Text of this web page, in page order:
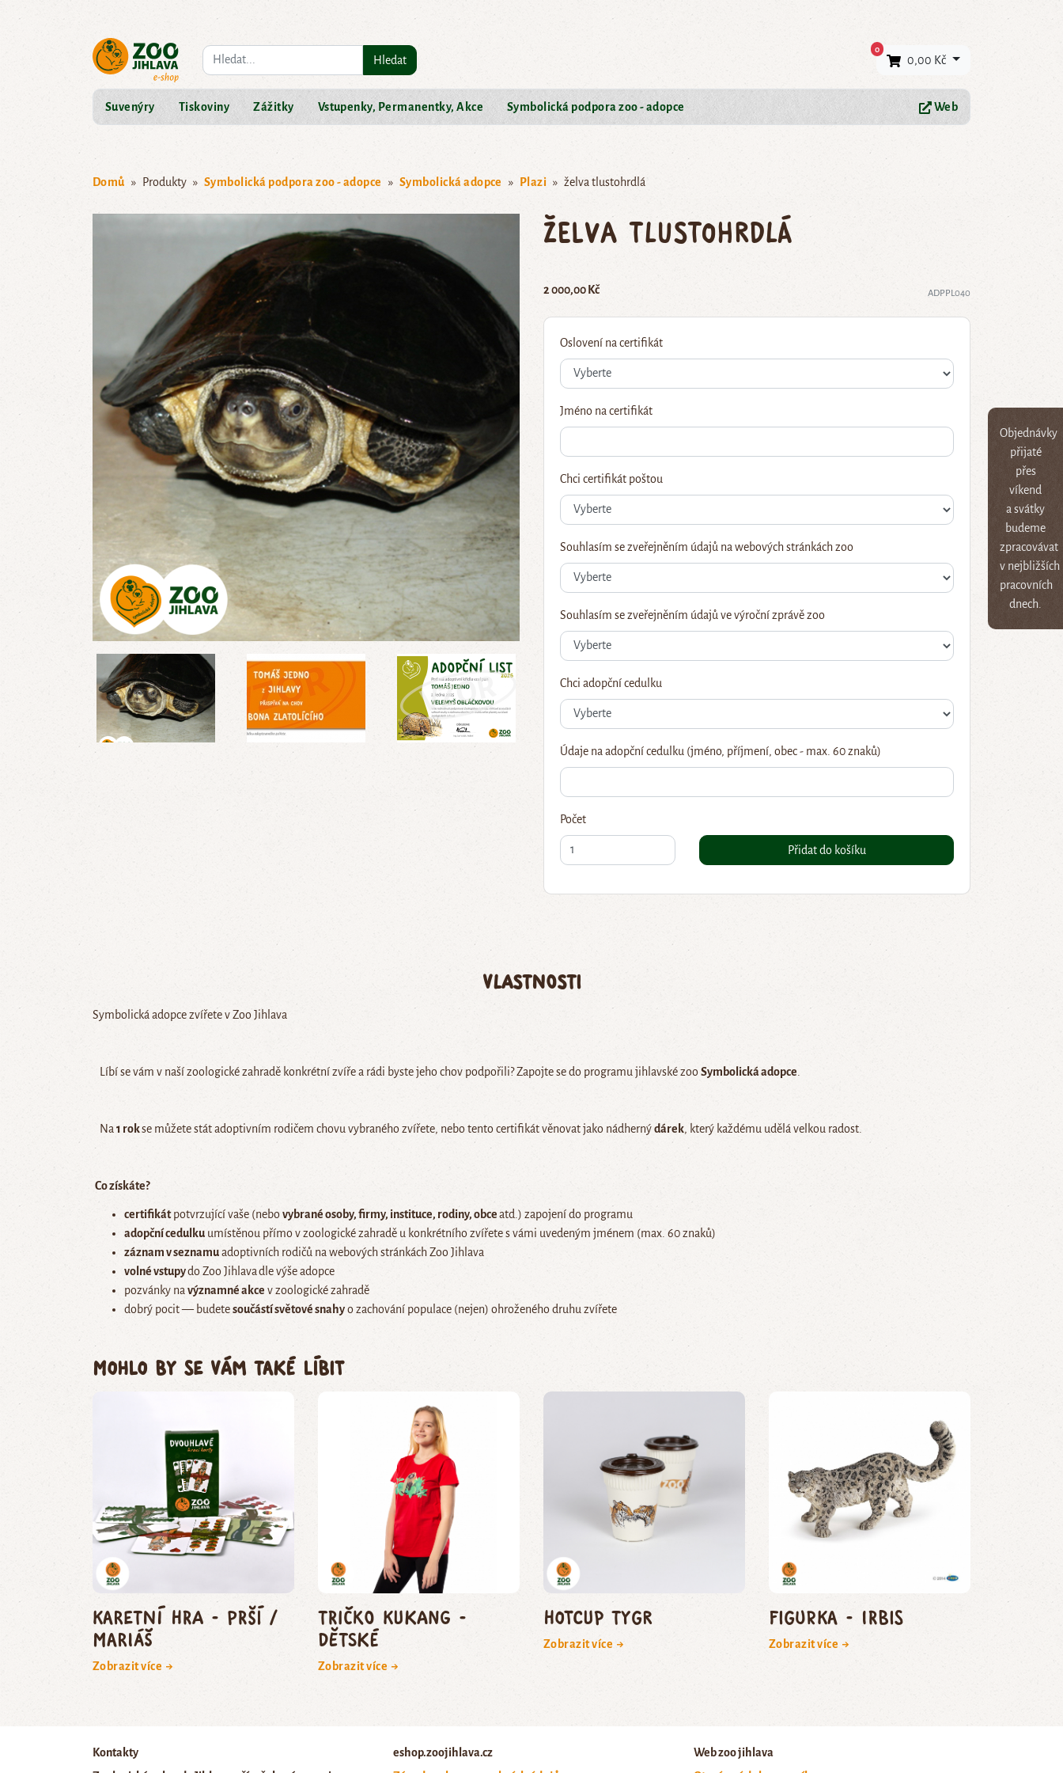
Objednávky
přijaté
přes
víkend
a svátky
budeme
zpracovávat
v nejbližších
pracovních
dnech.
Co hledáte? Hledat
0×
0,00 Kč
Suvenýry Tiskoviny Zážitky Vstupenky, Permanentky, Akce Symbolická podpora zoo - adopce Web
Domů Produkty Symbolická podpora zoo - adopce Symbolická adopce Plazi želva tlustohrdlá
želva tlustohrdlá
2 000,00 Kč ADPPL040
Oslovení na certifikát
Jméno na certifikát
Chci certifikát poštou
Souhlasím se zveřejněním údajů na webových stránkách zoo
Souhlasím se zveřejněním údajů ve výroční zprávě zoo
Chci adopční cedulku
Údaje na adopční cedulku (jméno, příjmení, obec - max. 60 znaků)
Počet
Přidat do košíku
Vlastnosti
Symbolická adopce zvířete v Zoo Jihlava
Líbí se vám v naší zoologické zahradě konkrétní zvíře a rádi byste jeho chov podpořili? Zapojte se do programu jihlavské zooSymbolická adopce
Na 1 rokse můžete stát adoptivním rodičem chovu vybraného zvířete, nebo tento certifikát věnovat jako nádhernýdárek, který každému udělá velkou radost.
Co získáte?
certifikátpotvrzující vaše (nebo vybrané osoby, firmy, instituce, rodiny, obceatd.) zapojení do programu
adopční cedulku umístěnou přímo v zoologické zahradě u konkrétního zvířete s vámi uvedeným jménem (max. 60 znaků)
záznam v seznamuadoptivních rodičů na webových stránkách Zoo Jihlava
volné vstupydo Zoo Jihlavadle výše adopce
pozvánky na významné akce v zoologické zahradě
dobrý pocit — budetesoučástí světové snahyo zachování populace (nejen) ohroženého druhu zvířete
Mohlo by se vám také líbit
Karetní hra - Prší /
Mariáš
Zobrazit více →
Tričko Kukang -
dětské
Zobrazit více →
HOTCUP tygr
Zobrazit více →
Figurka - irbis
Zobrazit více →
Kontakty
eshop.zoojihlava.cz
Web zoo jihlava